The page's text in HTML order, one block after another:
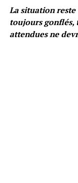
La situation reste
toujours gonflés,
attendues ne